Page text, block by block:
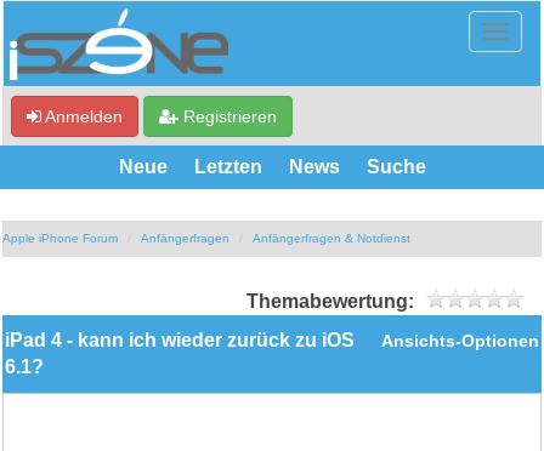
Anmelden Registrieren
Neue Letzten News Suche
Apple iPhone Forum Anfängerfragen Anfängerfragen & Notdienst
Themabewertung:
Ansichts-Optionen
iPad 4 - kann ich wieder zurück zu iOS
6.1?